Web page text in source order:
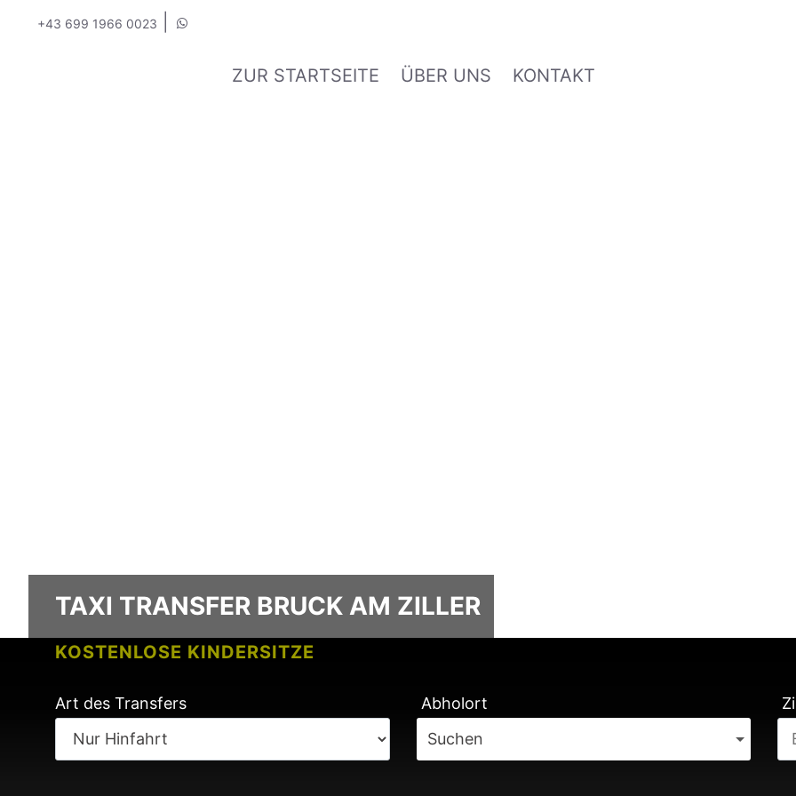
+43 699 1966 0023
ZUR STARTSEITE ÜBER UNS KONTAKT
KOSTENLOSE KINDERSITZE
KEINE GEBÜHREN BEI FLUGVERSPÄTUNG
TAXI TRANSFER BRUCK AM ZILLER
Art des Transfers
Abholort
Suchen